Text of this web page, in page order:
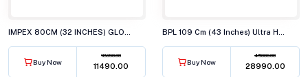
Buy Now
18990.00
₹11490.00 Buy Now
45000.00
₹28990.00